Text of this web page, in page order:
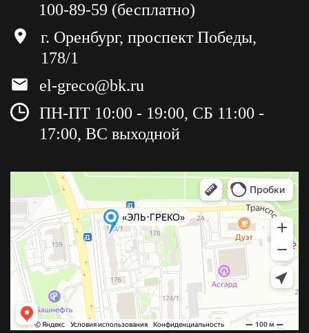
100-89-59 (бесплатно)
г. Оренбург, проспект Победы,
178/1
el-greco@bk.ru
ПН-ПТ 10:00 - 19:00, СБ 11:00 -
17:00, ВС выходной